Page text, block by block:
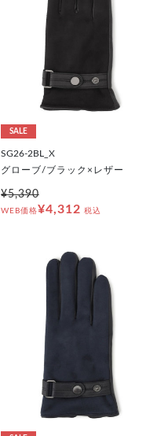
SALE
SG26-2BL_X
グローブ/ブラック×レザー
¥5,390
WEB価格¥4,312 税込